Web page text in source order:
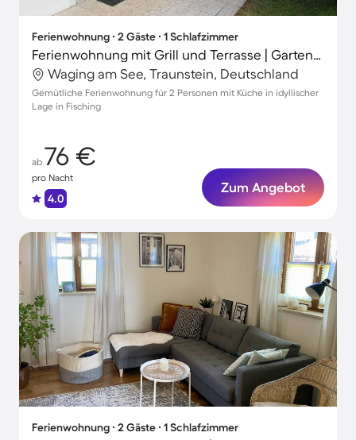
Ferienwohnung ∙ 2 Gäste ∙ 1 Schlafzimmer
Ferienwohnung mit Grill und Terrasse | Gartenblick
Waging am See, Traunstein, Deutschland
Gemütliche Ferienwohnung für 2 Personen mit Küche in idyllischer
Lage in Fisching
ab 76 €
pro Nacht
4.0
Zum Angebot
Ferienwohnung ∙ 2 Gäste ∙ 1 Schlafzimmer